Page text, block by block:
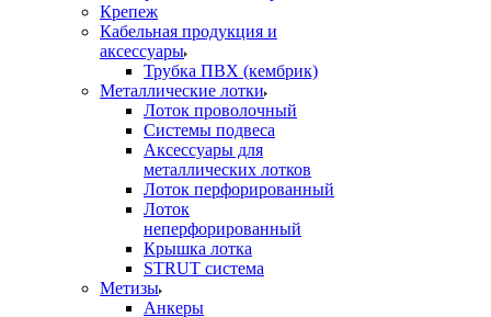
Крепеж
Кабельная продукция и
аксессуары
Трубка ПВХ (кембрик)
Металлические лотки
Лоток проволочный
Системы подвеса
Аксессуары для
металлических лотков
Лоток перфорированный
Лоток
неперфорированный
Крышка лотка
STRUT система
Метизы
Анкеры